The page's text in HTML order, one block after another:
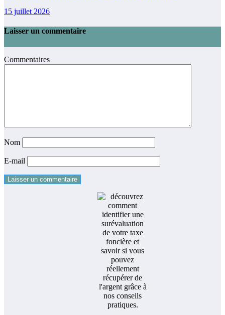
15 juillet 2026
Laisser un commentaire
Commentaires
Nom
E-mail